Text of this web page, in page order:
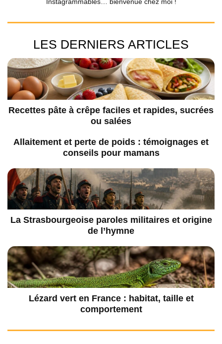
LES DERNIERS ARTICLES
Recettes pâte à crêpe faciles et rapides, sucrées
ou salées
Allaitement et perte de poids : témoignages et
conseils pour mamans
La Strasbourgeoise paroles militaires et origine
de l’hymne
Lézard vert en France : habitat, taille et
comportement